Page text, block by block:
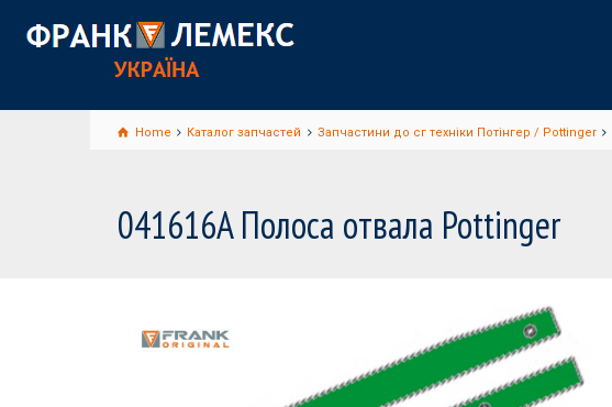
Home Каталог запчастей Запчастини до сг техніки Потінгер / Pottinger
041616A Полоса отвала Pottinger